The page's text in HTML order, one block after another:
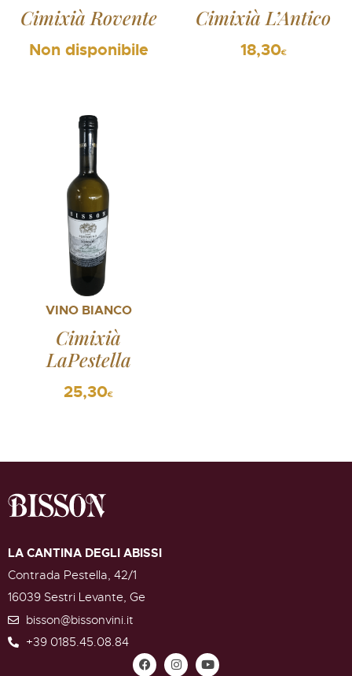
Cimixià Rovente Cimixià L’Antico
18,30€
VINO BIANCO
Cimixià
LaPestella
25,30€
LA CANTINA DEGLI ABISSI
Contrada Pestella, 42/1
16039 Sestri Levante, Ge
bisson@bissonvini.it
+39 0185.45.08.84